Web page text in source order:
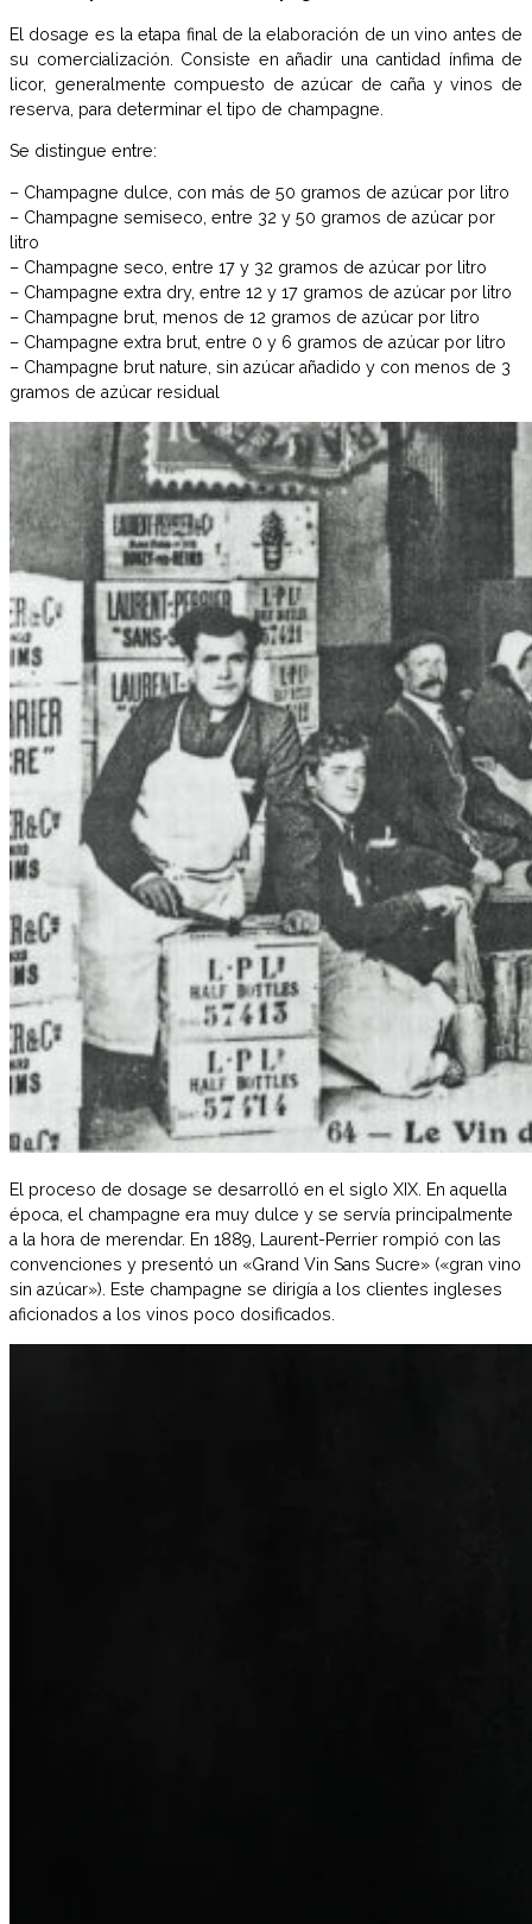
El dosage es la etapa final de la elaboración de un vino antes de
su comercialización. Consiste en añadir una cantidad ínfima de
licor, generalmente compuesto de azúcar de caña y vinos de
reserva, para determinar el tipo de champagne.
Se distingue entre:
– Champagne dulce, con más de 50 gramos de azúcar por litro
– Champagne semiseco, entre 32 y 50 gramos de azúcar por
litro
– Champagne seco, entre 17 y 32 gramos de azúcar por litro
– Champagne extra dry, entre 12 y 17 gramos de azúcar por litro
– Champagne brut, menos de 12 gramos de azúcar por litro
– Champagne extra brut, entre 0 y 6 gramos de azúcar por litro
– Champagne brut nature, sin azúcar añadido y con menos de 3
gramos de azúcar residual
El proceso de dosage se desarrolló en el siglo XIX. En aquella
época, el champagne era muy dulce y se servía principalmente
a la hora de merendar. En 1889, Laurent-Perrier rompió con las
convenciones y presentó un «Grand Vin Sans Sucre» («gran vino
sin azúcar»). Este champagne se dirigía a los clientes ingleses
aficionados a los vinos poco dosificados.